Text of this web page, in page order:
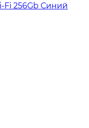
Fi 256Gb Синий